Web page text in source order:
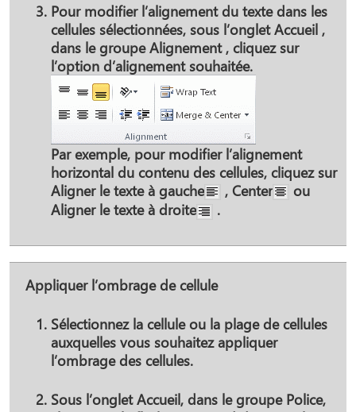
Pour modifier l’alignement du texte dans les
cellules sélectionnées, sous l’onglet Accueil ,
dans le groupe Alignement, cliquez sur
l’option d’alignement souhaitée.
Par exemple, pour modifier l’alignement
horizontal du contenu des cellules, cliquez sur
Aligner le texte à gauche
, Center
ou
Aligner le texte à droite
.
Appliquer l’ombrage de cellule
Sélectionnez la cellule ou la plage de cellules
auxquelles vous souhaitez appliquer
l’ombrage des cellules.
Sous l’ongletAccueil, dans le groupe Police,